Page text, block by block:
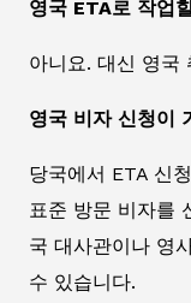
영국 ETA로 작업
아니요. 대신 영국
영국 비자 신청이
당국에서 ETA 신
표준 방문 비자를
국 대사관이나 영
수 있습니다.